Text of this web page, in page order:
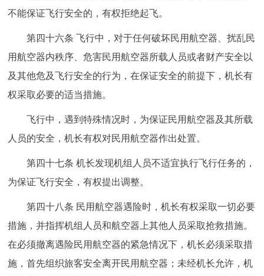
不能保证飞行安全的，有权拒绝起飞。
第四十六条 飞行中，对于任何破坏民用航空器、扰乱民
用航空器内秩序、危害民用航空器所载人员或者财产安全以
及其他危及飞行安全的行为，在保证安全的前提下，机长有
权采取必要的适当措施。
飞行中，遇到特殊情况时，为保证民用航空器及其所载
人员的安全，机长有权对民用航空器作出处置。
第四十七条 机长发现机组人员不适宜执行飞行任务的，
为保证飞行安全，有权提出调整。
第四十八条 民用航空器遇险时，机长有权采取一切必要
措施，并指挥机组人员和航空器上其他人员采取抢救措施。
在必须撤离遇险民用航空器的紧急情况下，机长必须采取措
施，首先组织旅客安全离开民用航空器；未经机长允许，机